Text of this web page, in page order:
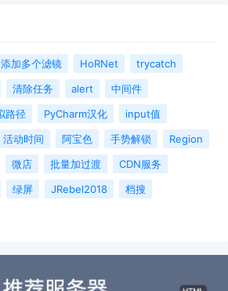
添加多个滤镜 HoRNet
trycatch
清除任务 alert
中间件
路径 PyCharm汉化
input值
活动时间 阿宝色 手势解锁
Region
微店 批量加过渡
CDN服务
绿屏 JRebel2018
档搜